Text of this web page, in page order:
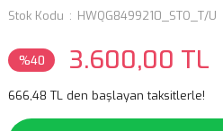
Stok Kodu
HWQG8499210_STO_T/U
%40 3.600,00 TL
666,48 TL den başlayan taksitlerle!